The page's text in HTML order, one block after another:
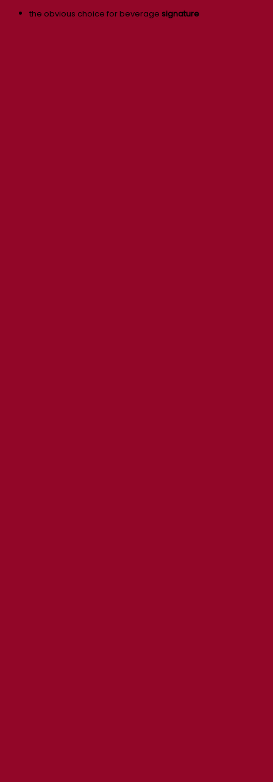
the obvious choice for beverage signature